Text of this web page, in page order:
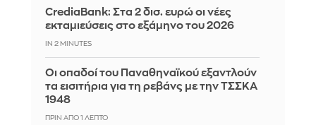
CrediaBank: Στα 2 δισ. ευρώ οι νέες
εκταμιεύσεις στο εξάμηνο του 2026
IN 2 MINUTES
Οι οπαδοί του Παναθηναϊκού εξαντλούν
τα εισιτήρια για τη ρεβάνς με την ΤΣΣΚΑ
1948
ΠΡΙΝ ΑΠΌ 1 ΛΕΠΤΌ